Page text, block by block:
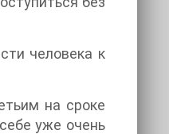
человека к
на сроке
уже очень